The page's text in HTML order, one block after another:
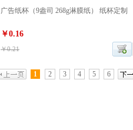
广告纸杯（9盎司 268g淋膜纸） 纸杯定制
￥0.16
￥0.21
1 2 3 4 5 6